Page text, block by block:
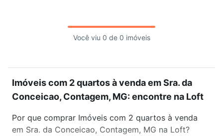
Você viu 0 de 0 imóveis
Imóveis com 2 quartos à venda em Sra. da
Conceicao, Contagem, MG: encontre na Loft
Por que comprar Imóveis com 2 quartos à venda
em Sra. da Conceicao, Contagem, MG na Loft?